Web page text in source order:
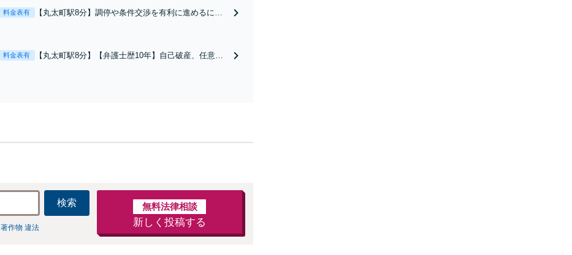
料金表有
【丸太町駅8分】調停や条件交渉を有利に進めるに
い【初回相談３０分無料】【電話相談可】
料金表有
【丸太町駅8分】【弁護士歴10年】自己破産、任意整
検索
著作物 違法
無料法律相談
新しく投稿する